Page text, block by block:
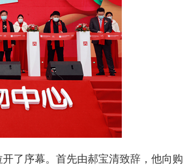
了序幕。首先由郝宝清致辞，他向购